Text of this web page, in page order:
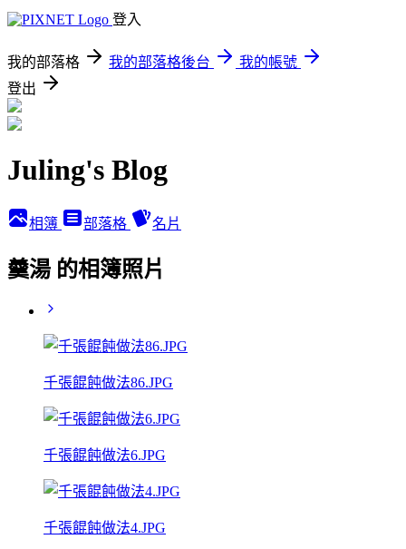
登入
我的部落格 我的部落格後台
我的帳號
登出
Juling's Blog
相簿 部落格 名片
羹湯 的相簿照片
千張餛飩做法86.JPG
千張餛飩做法6.JPG
千張餛飩做法4.JPG